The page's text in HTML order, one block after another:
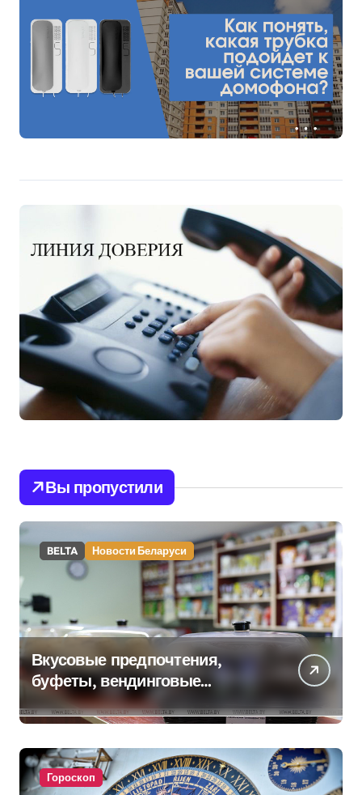
Вы пропустили
BELTA Новости Беларуси
Вкусовые предпочтения,
буфеты, вендинговые
аппараты. Минобразования об
изменениях в школьном
питании
Гороскоп